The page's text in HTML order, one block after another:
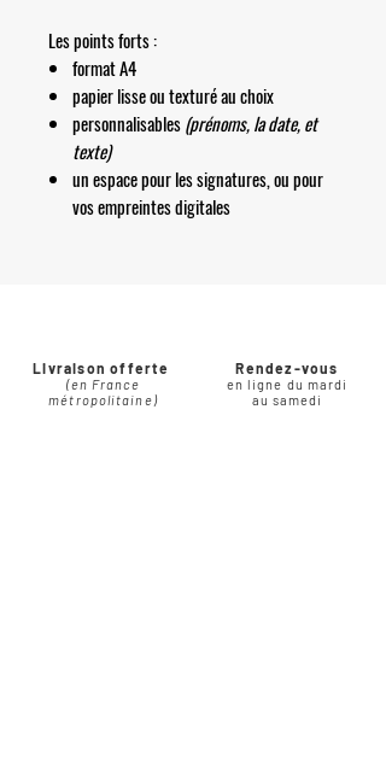
Les points forts :
format A4
papier lisse ou texturé au choix
personnalisables(prénoms, la date, et
texte)
un espace pour les signatures, ou pour
vos empreintes digitales
Livraison offerte
(en France
métropolitaine)
Rendez-vous
en ligne du mardi
au samedi